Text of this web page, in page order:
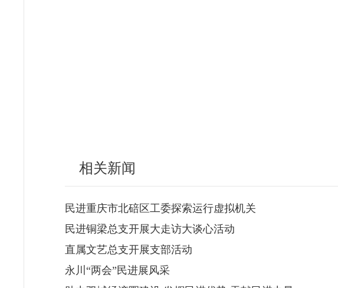
相关新闻
民进重庆市北碚区工委探索运行虚拟机关
民进铜梁总支开展大走访大谈心活动
直属文艺总支开展支部活动
永川“两会”民进展风采